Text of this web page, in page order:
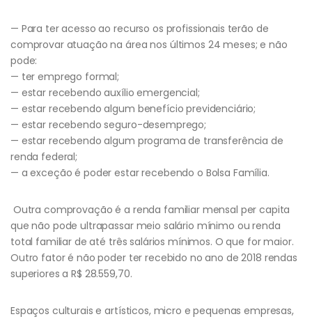
— Para ter acesso ao recurso os profissionais terão de
comprovar atuação na área nos últimos 24 meses; e não
pode:
— ter emprego formal;
— estar recebendo auxílio emergencial;
— estar recebendo algum benefício previdenciário;
— estar recebendo seguro-desemprego;
— estar recebendo algum programa de transferência de
renda federal;
— a exceção é poder estar recebendo o Bolsa Família.
Outra comprovação é a renda familiar mensal per capita
que não pode ultrapassar meio salário mínimo ou renda
total familiar de até três salários mínimos. O que for maior.
Outro fator é não poder ter recebido no ano de 2018 rendas
superiores a R$ 28.559,70.
Espaços culturais e artísticos, micro e pequenas empresas,